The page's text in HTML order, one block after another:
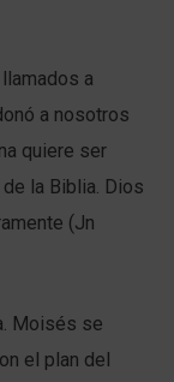
a
a nosotros
quiere ser
la Biblia. Dios
(Jn
Moisés se
el plan del